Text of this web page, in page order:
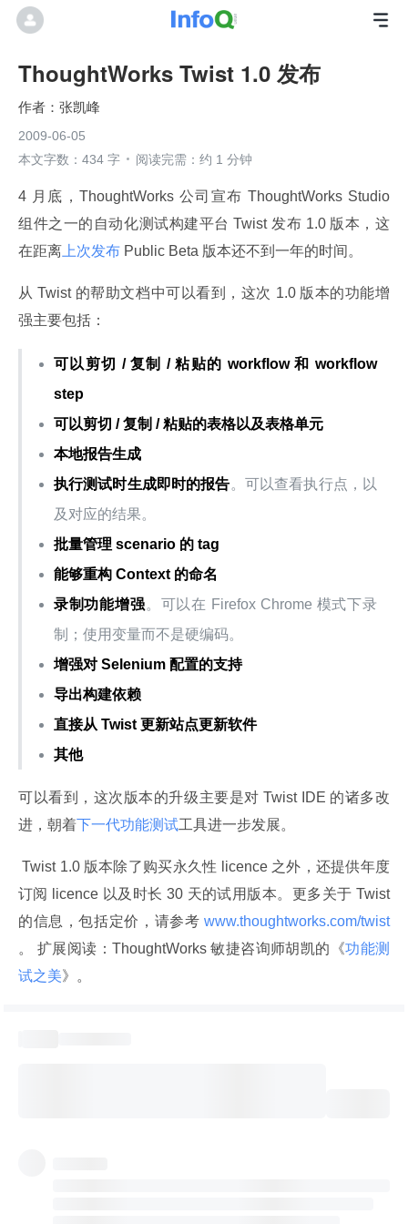
ThoughtWorks Twist 1.0 发布
张凯峰
2009-06-05
本文字数：434 字
阅读完需：约 1 分钟
4 月底，ThoughtWorks 公司宣布 ThoughtWorks Studio
组件之一的自动化测试构建平台 Twist 发布 1.0 版本，这
在距离 上次发布 Public Beta 版本还不到一年的时间。
从 Twist 的帮助文档中可以看到，这次 1.0 版本的功能增
强主要包括：
可以剪切 / 复制 / 粘贴的 workflow 和 workflow
step
可以剪切 / 复制 / 粘贴的表格以及表格单元
本地报告生成
执行测试时生成即时的报告。可以查看执行点，以
及对应的结果。
批量管理 scenario 的 tag
能够重构 Context 的命名
录制功能增强。可以在 Firefox Chrome 模式下录
制；使用变量而不是硬编码。
增强对 Selenium 配置的支持
导出构建依赖
直接从 Twist 更新站点更新软件
其他
可以看到，这次版本的升级主要是对 Twist IDE 的诸多改
进，朝着下一代功能测试工具进一步发展。
Twist 1.0 版本除了购买永久性 licence 之外，还提供年度
订阅 licence 以及时长 30 天的试用版本。更多关于 Twist
的信息，包括定价，请参考
www.thoughtworks.com/twist
。 扩展阅读：ThoughtWorks 敏捷咨询师胡凯的《功能测
试之美》。